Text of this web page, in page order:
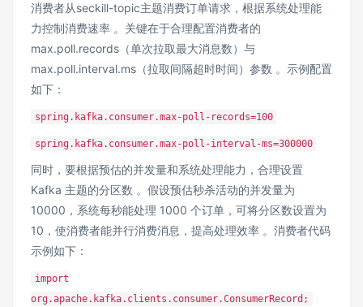
消费者从seckill-topic主题消费订单请求，根据系统处理能
力控制消费速率 。关键在于合理配置消费者的
max.poll.records（单次拉取最大消息数）与
max.poll.interval.ms （拉取间隔超时时间）参数 。示例配置
如下：
spring.kafka.consumer.max-poll-records=100
spring.kafka.consumer.max-poll-interval-ms=300000
同时，要根据预估的并发量和系统处理能力，合理设置
Kafka 主题的分区数 。假设预估秒杀活动的并发量为
10000，系统每秒能处理 1000 个订单，可将分区数设置为
10，使消费者能并行消费消息，提高处理效率 。消费者代码
示例如下：
import
org.apache.kafka.clients.consumer.ConsumerRecord;